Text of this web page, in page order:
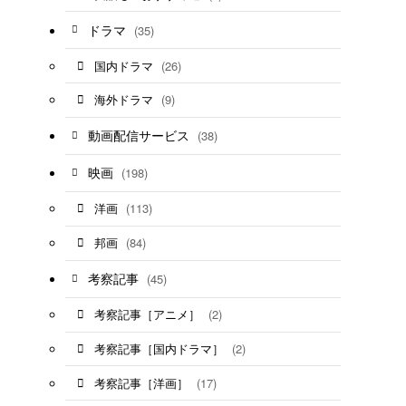
ドラマ (35)
国内ドラマ (26)
海外ドラマ (9)
動画配信サービス (38)
映画 (198)
洋画 (113)
邦画 (84)
考察記事 (45)
考察記事［アニメ］ (2)
考察記事［国内ドラマ］ (2)
考察記事［洋画］ (17)